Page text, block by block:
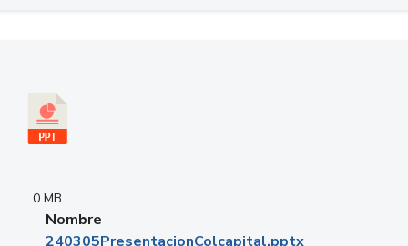
0 MB
Nombre
240305PresentacionColcapital.pptx